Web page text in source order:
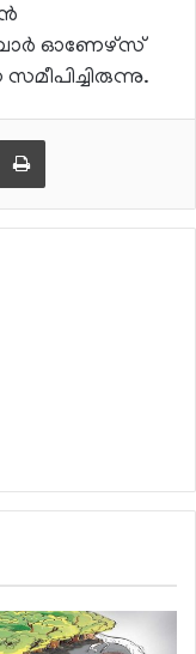
ബാര്‍ ഓണേഴ്സ്
via Email Print